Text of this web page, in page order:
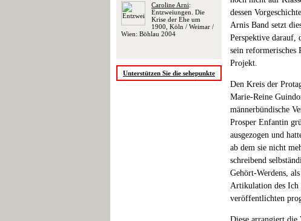
Caroline Arni:
Entzweiungen. Die
Krise der Ehe um
1900, Köln / Weimar /
Wien: Böhlau 2004
Unterstützen Sie die sehepunkte
dessen
Arnis Band setzt
Perspektive darauf,
sein reformerisches
Projekt.
Den Kreis der
Marie-Reine
männerbündische
Prosper Enfantin
ausgezogen und
ab dem sie nicht
schreibend
Gehört-Werdens,
Artikulation des Ich
veröffentlichten